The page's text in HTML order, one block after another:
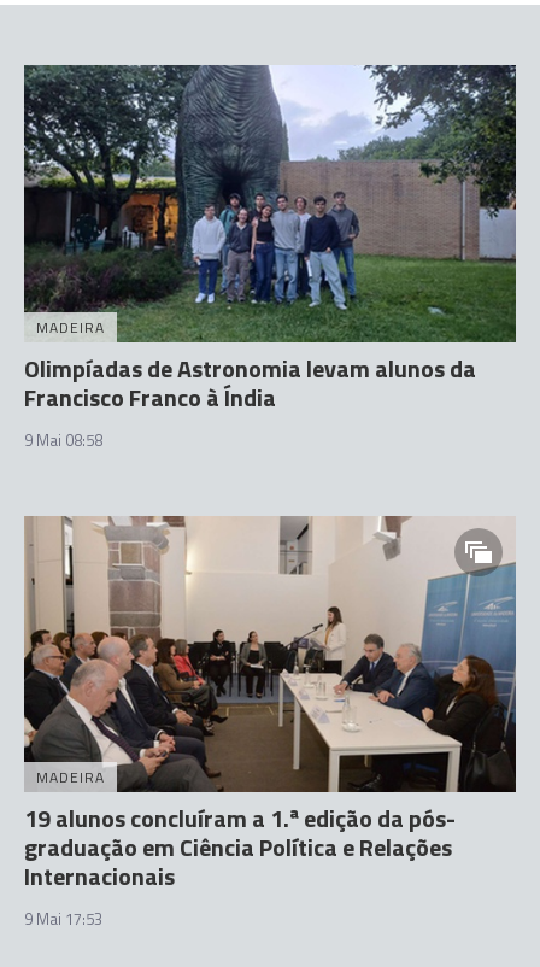
MADEIRA
Olimpíadas de Astronomia levam alunos da
Francisco Franco à Índia
9 Mai 08:58
MADEIRA
19 alunos concluíram a 1.ª edição da pós-
graduação em Ciência Política e Relações
Internacionais
9 Mai 17:53